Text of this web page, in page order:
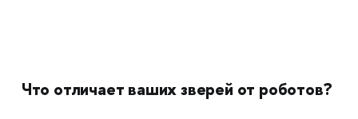
Что отличает ваших зверей от роботов?